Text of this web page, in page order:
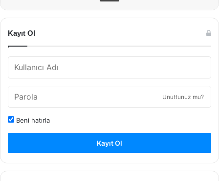
Kayıt Ol
Unuttunuz mu?
Beni hatırla
Kayıt Ol